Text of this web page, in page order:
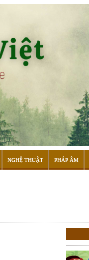
NGHỆ THUẬT PHÁP ÂM